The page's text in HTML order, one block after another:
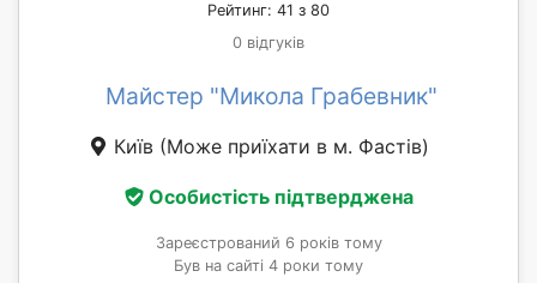
Рейтинг: 41 з 80
0 відгуків
Майстер "Микола Грабевник"
Київ (Може приїхати в м. Фастів)
Особистість підтверджена
Зареєстрований 6 років тому
Був на сайті 4 роки тому